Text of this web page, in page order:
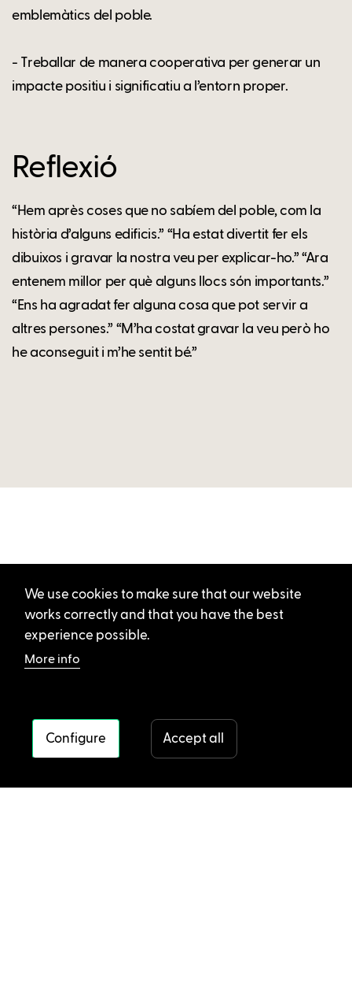
emblemàtics del poble.
- Treballar de manera cooperativa per generar un
impacte positiu i significatiu a l’entorn proper.
Reflexió
“Hem après coses que no sabíem del poble, com la
història d’alguns edificis.” “Ha estat divertit fer els
dibuixos i gravar la nostra veu per explicar-ho.” “Ara
entenem millor per què alguns llocs són importants.”
“Ens ha agradat fer alguna cosa que pot servir a
altres persones.” “M’ha costat gravar la veu però ho
he aconseguit i m’he sentit bé.”
We use cookies to make sure that our website
works correctly and that you have the best
experience possible.
More info
Configure Accept all